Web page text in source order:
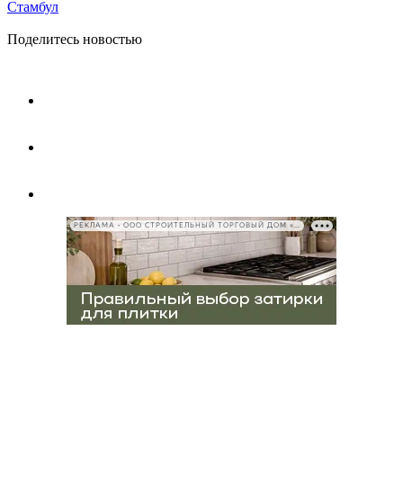
Стамбул
Поделитесь новостью
РЕКЛАМА • ООО СТРОИТЕЛЬНЫЙ ТОРГОВЫЙ ДОМ «ПЕТРОВИЧ», ИНН 7802348846